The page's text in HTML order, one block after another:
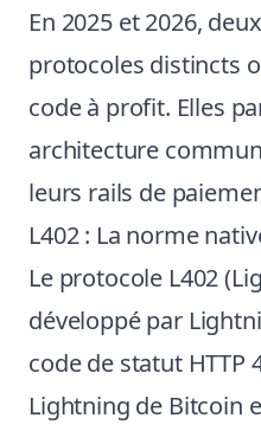
En 2025 et 2026,
protocoles distincts
code à profit. Elles
architecture
leurs rails de
L402 : La norme
Le protocole L402
développé par
code de statut HTTP
Lightning de Bitcoin